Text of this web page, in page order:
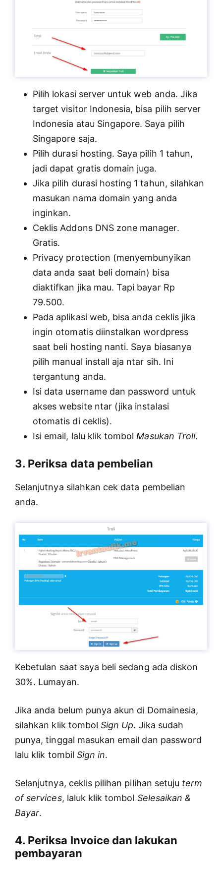
Pilih lokasi server untuk web anda. Jika
target visitor Indonesia, bisa pilih server
Indonesia atau Singapore. Saya pilih
Singapore saja.
Pilih durasi hosting. Saya pilih 1 tahun,
jadi dapat gratis domain juga.
Jika pilih durasi hosting 1 tahun, silahkan
masukan nama domain yang anda
inginkan.
Ceklis Addons DNS zone manager.
Gratis.
Privacy protection (menyembunyikan
data anda saat beli domain) bisa
diaktifkan jika mau. Tapi bayar Rp
79.500.
Pada aplikasi web, bisa anda ceklis jika
ingin otomatis diinstalkan wordpress
saat beli hosting nanti. Saya biasanya
pilih manual install aja ntar sih. Ini
tergantung anda.
Isi data username dan password untuk
akses website ntar (jika instalasi
otomatis di ceklis).
Isi email, lalu klik tombolMasukan Troli.
3. Periksa data pembelian
Selanjutnya silahkan cek data pembelian
anda.
Kebetulan saat saya beli sedang ada diskon
30%. Lumayan.
Jika anda belum punya akun di Domainesia,
silahkan klik tombolSign Up. Jika sudah
punya, tinggal masukan email dan password
lalu klik tombil Sign in.
Selanjutnya, ceklis pilihan pilihan setuju term
of services, laluk klik tombol Selesaikan &
Bayar.
4. Periksa Invoice dan lakukan
pembayaran